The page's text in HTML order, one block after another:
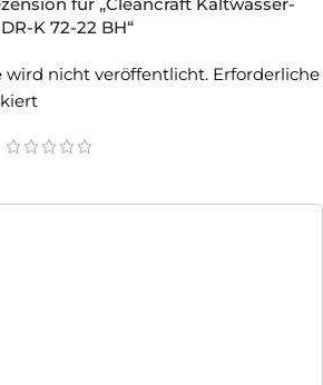
K 72-22 BH“
wird nicht veröffentlicht. Erforderliche